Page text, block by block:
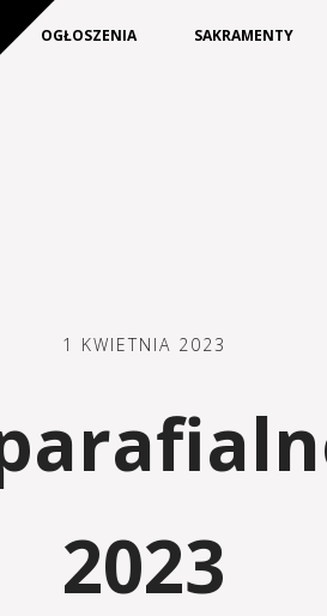
OGŁOSZENIA SAKRAMENTY
1 KWIETNIA 2023
2023